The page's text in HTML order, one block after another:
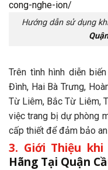
Hướng dẫn sử dụng
Trên tình hình diễn
Đình, Hai Bà Trưng,
Từ Liêm, Bắc Từ Liêm,
việc trang bị dự phòng
cấp thiết để đảm bảo
3. Giới Thiệu khi
Hãng Tại Quận